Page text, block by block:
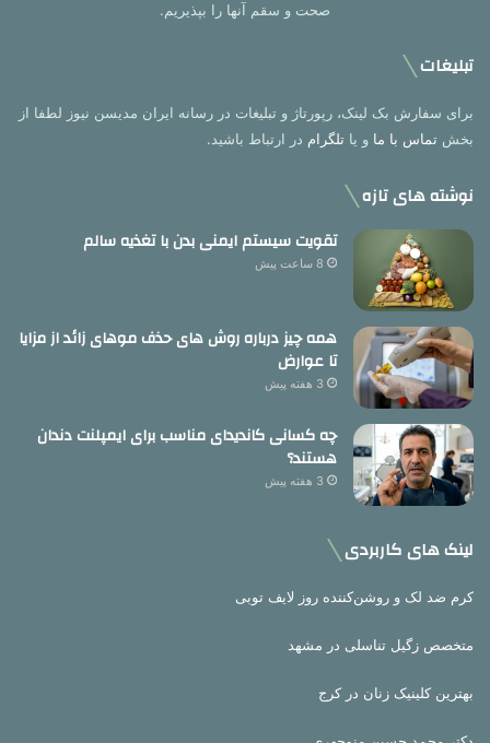
صحت و سقم آنها را بپذیریم.
تبلیغات
برای سفارش بک لینک، رپورتاژ و تبلیغات در رسانه ایران مدیسن نیوز لطفا از
بخش تماس با ما و یا تلگرام در ارتباط باشید.
نوشته های تازه
تقویت سیستم ایمنی بدن با تغذیه سالم
8 ساعت پیش
همه چیز درباره روش های حذف موهای زائد از مزایا
تا عوارض
3 هفته پیش
چه کسانی کاندیدای مناسب برای ایمپلنت دندان
هستند؟
3 هفته پیش
لینک های کاربردی
کرم ضد لک و روشن‌کننده روز لایف توبی
متخصص زگیل تناسلی در مشهد
بهترین کلینیک زنان در کرج